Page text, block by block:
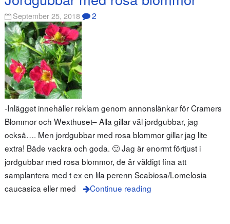
September 25, 2018 2
-Inlägget innehåller reklam genom annonslänkar för Cramers
Blommor och Wexthuset– Alla gillar väl jordgubbar, jag
också…. Men jordgubbar med rosa blommor gillar jag lite
extra! Både vackra och goda. 🙂 Jag är enormt förtjust i
jordgubbar med rosa blommor, de är väldigt fina att
samplantera med t ex en lila perenn Scabiosa/Lomelosia
caucasica eller med
Continue reading